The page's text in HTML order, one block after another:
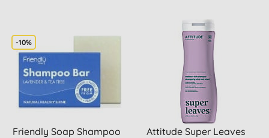
-10%
Friendly Soap Shampoo
Attitude Super Leaves